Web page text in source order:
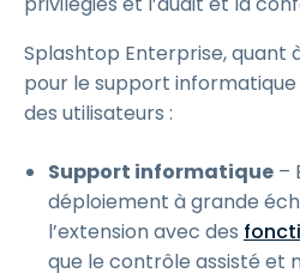
Splashtop Enterprise, quant
pour le support
des utilisateurs :
Support informatique –
déploiement à grande
l’extension avec des
que le contrôle assisté et